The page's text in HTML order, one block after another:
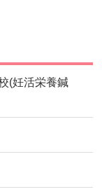
(妊活栄養鍼